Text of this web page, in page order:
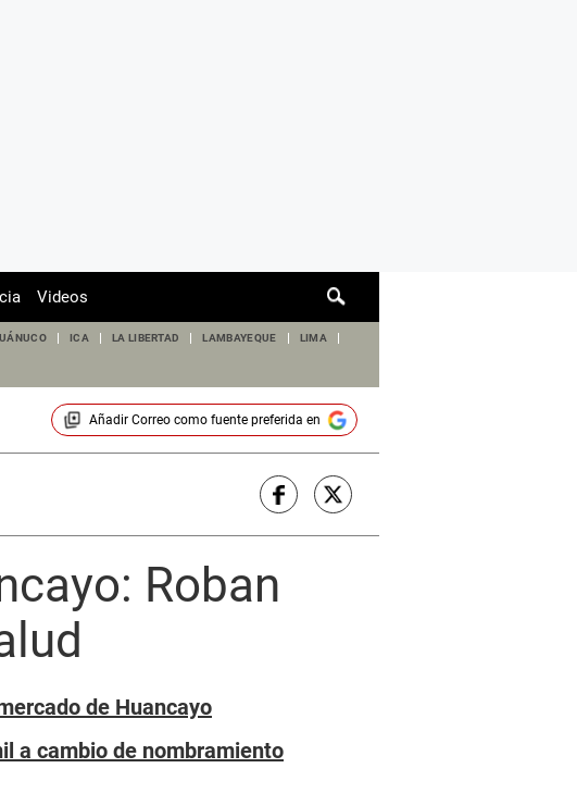
de
Videos
ICA LA LIBERTAD LAMBAYEQUE LIMA
Añadir Correocomo fuente preferida en
Roban
de Huancayo
a cambio de nombramiento